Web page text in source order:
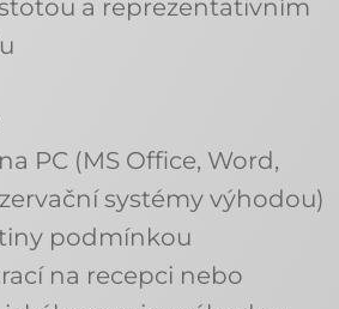
a reprezentativním
PC (MS Office, Word,
systémy výhodou)
podmínkou
na recepci nebo